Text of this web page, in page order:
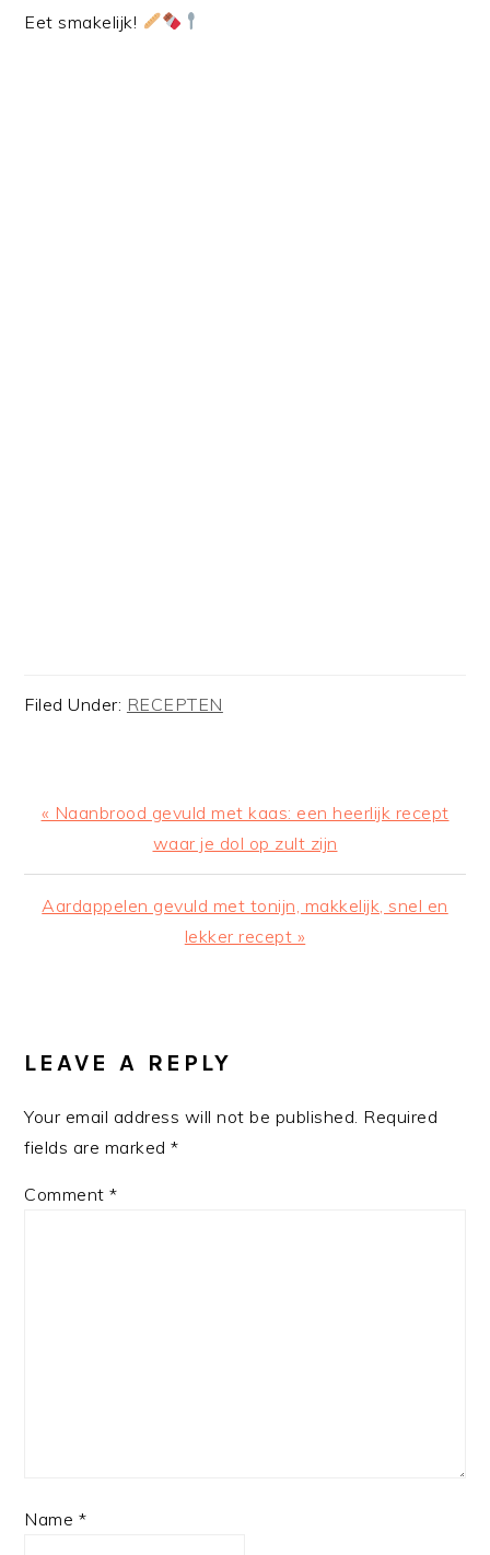
Eet smakelijk!
Filed Under: RECEPTEN
Previous
« Naanbrood gevuld met kaas: een heerlijk recept
waar je dol op zult zijn
Next
Aardappelen gevuld met tonijn, makkelijk, snel en
lekker recept »
INTERACTIONS
LEAVE A REPLY
Your email address will not be published. Required
fields are marked*
Comment*
Name *